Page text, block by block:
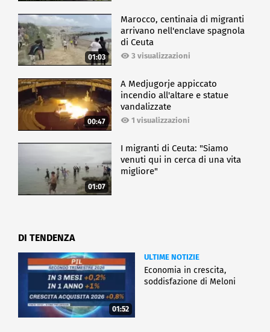
01:03
Marocco, centinaia di migranti
arrivano nell'enclave spagnola
di Ceuta
3 visualizzazioni
00:47
A Medjugorje appiccato
incendio all'altare e statue
vandalizzate
1 visualizzazioni
01:07
I migranti di Ceuta: "Siamo
venuti qui in cerca di una vita
migliore"
DI TENDENZA
01:52
ULTIME NOTIZIE
Economia in crescita,
soddisfazione di Meloni